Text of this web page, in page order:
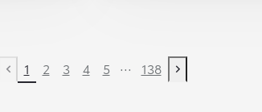
Previous page
1 2 3 4 5 ... 138
Next page